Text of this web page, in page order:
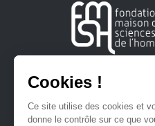
Créée en 1963, la
soutient la